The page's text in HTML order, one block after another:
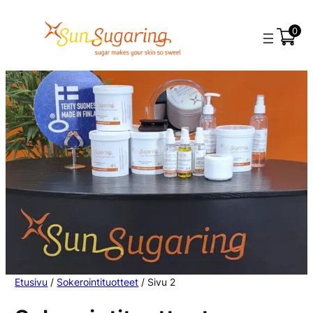
0
Etusivu / Sokerointituotteet / Sivu 2